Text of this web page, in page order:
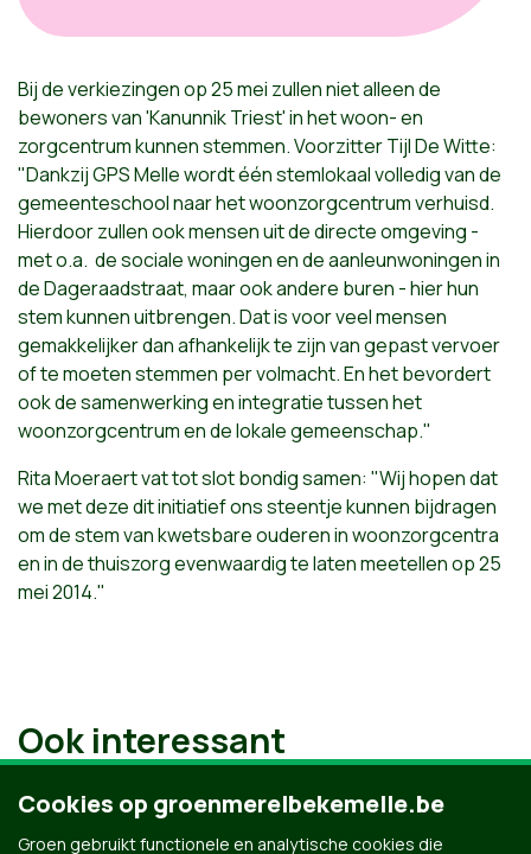
Bij de verkiezingen op 25 mei zullen niet alleen de
bewoners van 'Kanunnik Triest' in het woon- en
zorgcentrum kunnen stemmen. Voorzitter Tijl De Witte:
"Dankzij GPS Melle wordt één stemlokaal volledig van de
gemeenteschool naar het woonzorgcentrum verhuisd.
Hierdoor zullen ook mensen uit de directe omgeving -
met o.a. de sociale woningen en de aanleunwoningen in
de Dageraadstraat, maar ook andere buren - hier hun
stem kunnen uitbrengen. Dat is voor veel mensen
gemakkelijker dan afhankelijk te zijn van gepast vervoer
of te moeten stemmen per volmacht. En het bevordert
ook de samenwerking en integratie tussen het
woonzorgcentrum en de lokale gemeenschap."
Rita Moeraert vat tot slot bondig samen: "Wij hopen dat
we met deze dit initiatief ons steentje kunnen bijdragen
om de stem van kwetsbare ouderen in woonzorgcentra
en in de thuiszorg evenwaardig te laten meetellen op 25
mei 2014."
Ook interessant
Cookies op groenmerelbekemelle.be
Groen gebruikt functionele en analytische cookies die